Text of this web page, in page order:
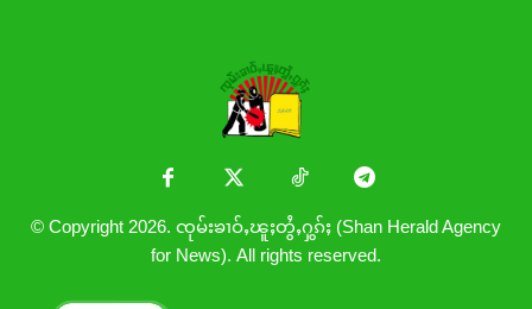
© Copyright 2026. ၸုမ်းၶၢဝ်ႇၽူႈတွႆႇႁွၵ်ႈ (Shan Herald Agency
for News). All rights reserved.